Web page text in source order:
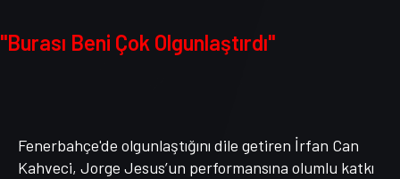
"Burası Beni Çok Olgunlaştırdı"
Fenerbahçe'de olgunlaştığını dile getiren İrfan Can
Kahveci, Jorge Jesus’un performansına olumlu katkı